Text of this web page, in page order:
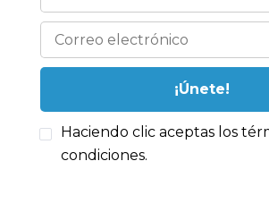
Haciendo clic aceptas los
condiciones.